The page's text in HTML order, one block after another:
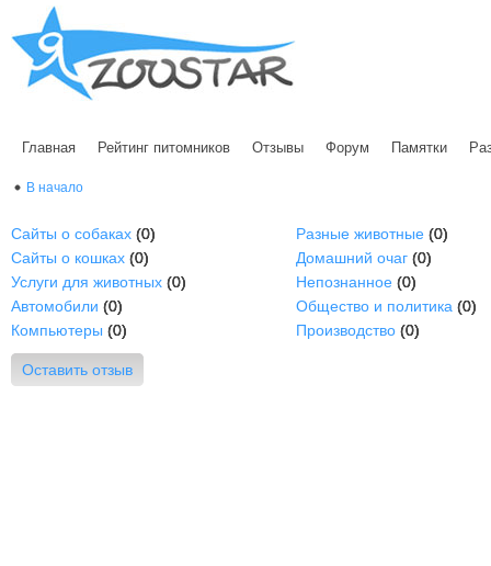
Главная Рейтинг питомников Отзывы Форум Памятки
В начало
Сайты о собаках (0)
Сайты о кошках (0)
Услуги для животных (0)
Автомобили (0)
Компьютеры (0)
Разные животные (0)
Домашний очаг (0)
Непознанное (0)
Общество и политика (0)
Производство (0)
Оставить отзыв